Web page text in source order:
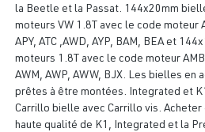
la Beetle et la Passat. 144x20mm
moteurs VW 1.8T avec le code moteur
APY, ATC ,AWD, AYP, BAM, BEA et
moteurs 1.8T avec le code moteur AMB,
AWM, AWP, AWW, BJX. Les bielles en
prêtes à être montées. Integrated et
Carrillo bielle avec Carrillo vis.
haute qualité de K1, Integrated et la